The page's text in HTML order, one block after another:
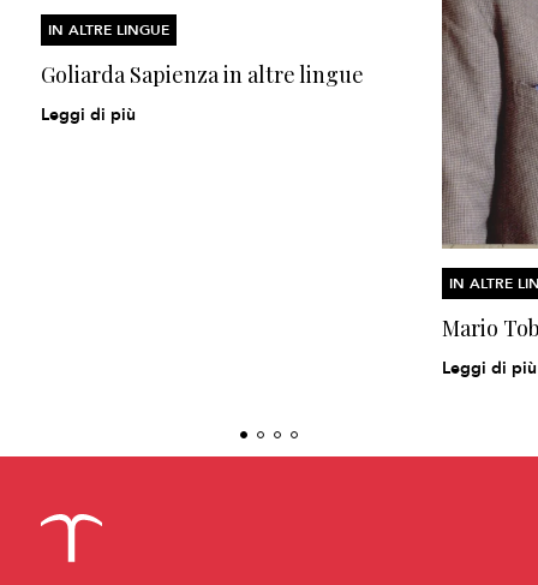
IN ALTRE LINGUE
Goliarda Sapienza in altre lingue
Leggi di più
IN ALTRE
Mario
Leggi di più